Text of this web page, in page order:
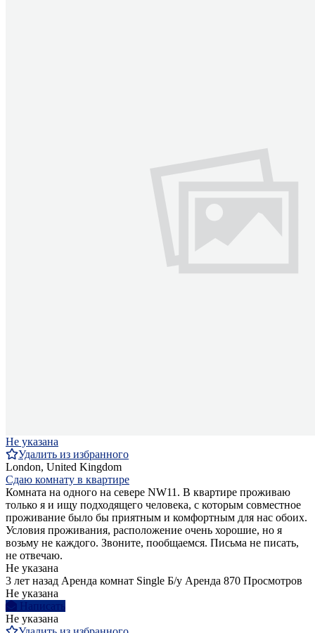
Не указана
Удалить из избранного
London, United Kingdom
Сдаю комнату в квартире
Комната на одного на севере NW11. В квартире проживаю
только я и ищу подходящего человека, с которым совместное
проживание было бы приятным и комфортным для нас обоих.
Условия проживания, расположение очень хорошие, но я
возьму не каждого. Звоните, пообщаемся. Письма не писать,
не отвечаю.
Не указана
3 лет назад Аренда комнат Single Б/у Аренда 870 Просмотров
Не указана
Написать
Не указана